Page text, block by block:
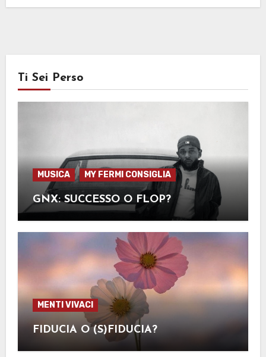
Ti Sei Perso
MUSICA MY FERMI CONSIGLIA
GNX: SUCCESSO O FLOP?
MENTI VIVACI
FIDUCIA O (S)FIDUCIA?